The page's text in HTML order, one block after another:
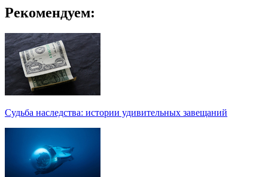
Рекомендуем:
Судьба наследства: истории удивительных завещаний